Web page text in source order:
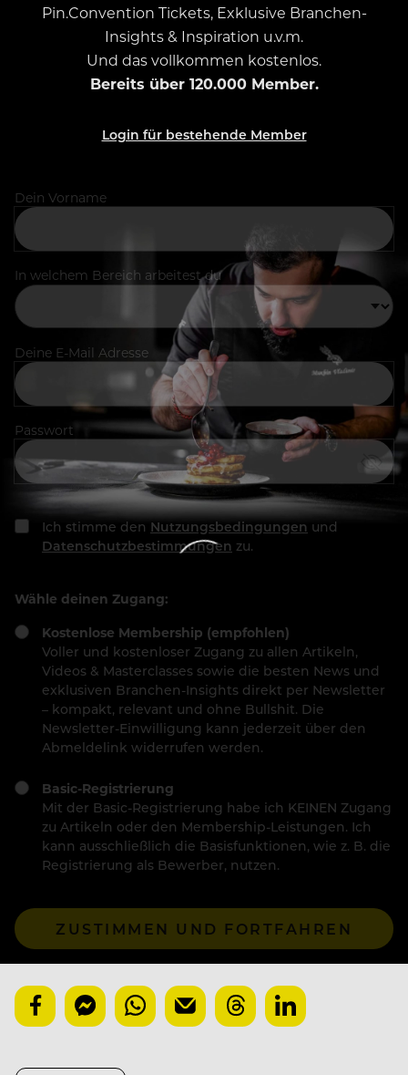
Pin.Convention Tickets, Exklusive Branchen-
Insights & Inspiration u.v.m.
Und das vollkommen kostenlos.
Bereits über 120.000 Member.
Login für bestehende Member
Dein Vorname
In welchem Bereich arbeitest du
Deine E-Mail Adresse
Passwort
Ich stimme den Nutzungsbedingungen und
Datenschutzbestimmungen zu.
Wähle deinen Zugang:
Kostenlose Membership (empfohlen)
Voller und kostenloser Zugang zu allen Artikeln,
Videos & Masterclasses sowie die besten News und
exklusiven Branchen-Insights direkt per Newsletter
– kompakt, relevant und ohne Bullshit. Die
Newsletter-Einwilligung kann jederzeit über den
Abmeldelink widerrufen werden.
Basic-Registrierung
Mit der Basic-Registrierung habe ich KEINEN Zugang
zu Artikeln oder den Membership-Leistungen. Ich
kann ausschließlich die Basisfunktionen, wie z. B. die
Registrierung als Bewerber, nutzen.
ZUSTIMMEN UND FORTFAHREN